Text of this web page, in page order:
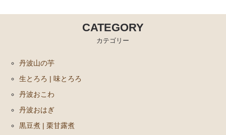
CATEGORY
カテゴリー
丹波山の芋
生とろろ | 味とろろ
丹波おこわ
丹波おはぎ
黒豆煮 | 栗甘露煮